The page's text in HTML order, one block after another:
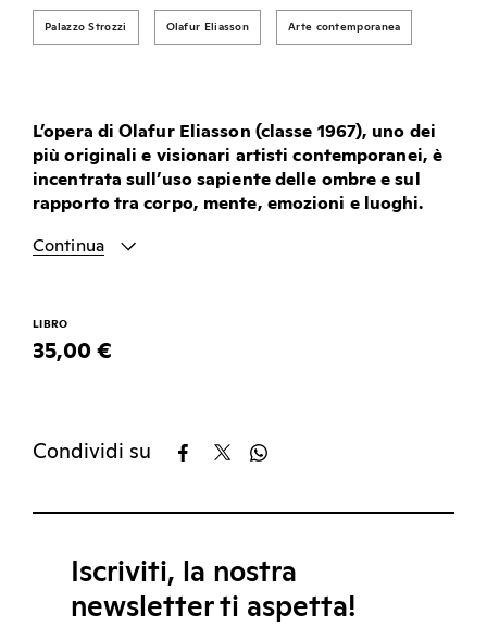
Palazzo Strozzi Olafur Eliasson Arte contemporanea
L’opera di Olafur Eliasson (classe 1967), uno dei
più originali e visionari artisti contemporanei, è
incentrata sull’uso sapiente delle ombre e sul
rapporto tra corpo, mente, emozioni e luoghi.
Continua
LIBRO
35,00 €
Condividi su
Iscriviti, la nostra
newsletter ti aspetta!